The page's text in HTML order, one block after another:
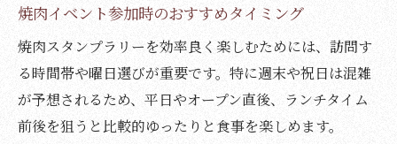
焼肉イベント参加時のおすすめタイミング
焼肉スタンプラリーを効率良く楽しむためには、訪問す
る時間帯や曜日選びが重要です。特に週末や祝日は混雑
が予想されるため、平日やオープン直後、ランチタイム
前後を狙うと比較的ゆったりと食事を楽しめます。